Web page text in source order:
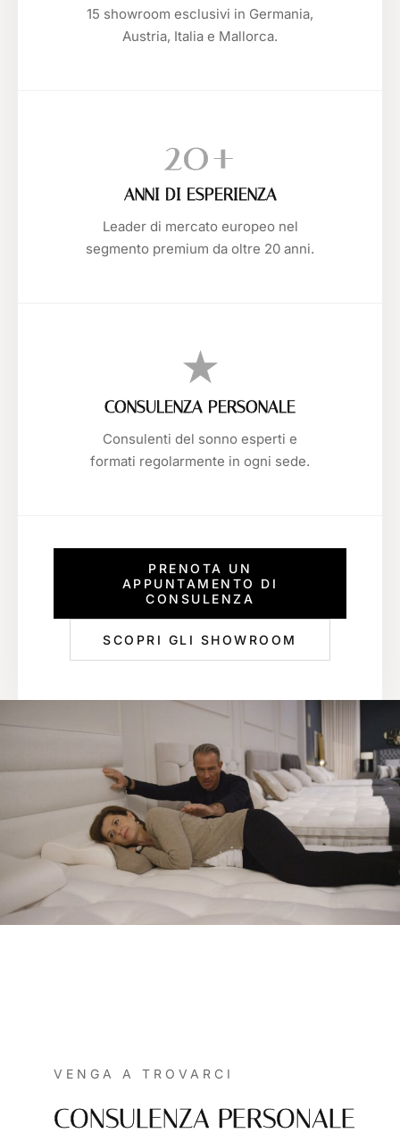
15 showroom esclusivi in Germania,
Austria, Italia e Mallorca.
20+
ANNI DI ESPERIENZA
Leader di mercato europeo nel
segmento premium da oltre 20 anni.
★
CONSULENZA PERSONALE
Consulenti del sonno esperti e
formati regolarmente in ogni sede.
PRENOTA UN
APPUNTAMENTO DI
CONSULENZA
SCOPRI GLI SHOWROOM
VENGA A TROVARCI
CONSULENZA PERSONALE